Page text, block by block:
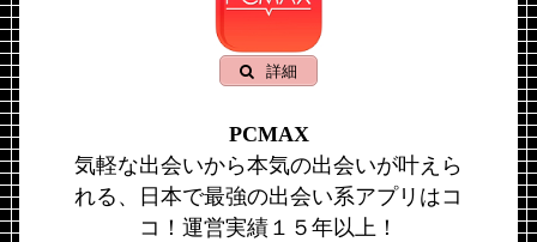
詳細
PCMAX
気軽な出会いから本気の出会いが叶えら
れる、日本で最強の出会い系アプリはコ
コ！運営実績１５年以上！